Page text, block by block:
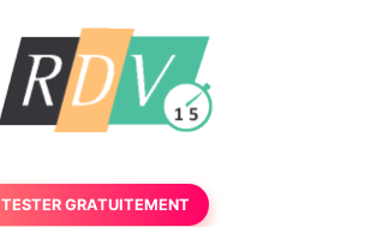
TESTER GRATUITEMENT